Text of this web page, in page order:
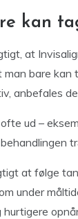
kan
at
bare kan
anbefales
ud –
at følge
under
hurtigere